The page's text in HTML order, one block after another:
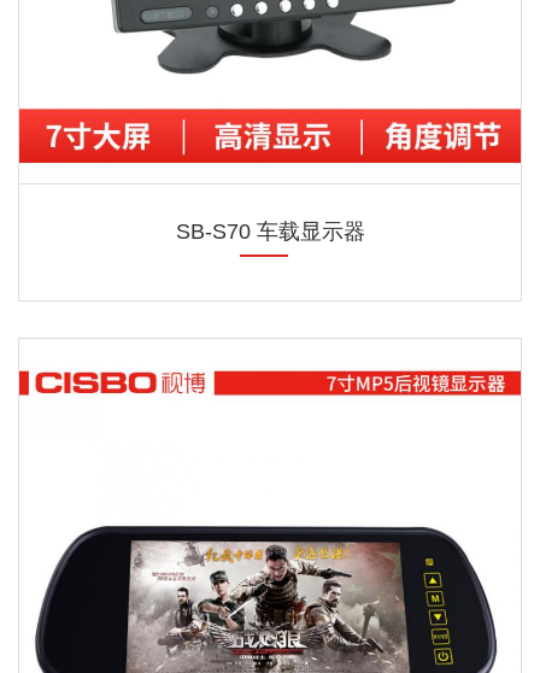
SB-S70 车载显示器